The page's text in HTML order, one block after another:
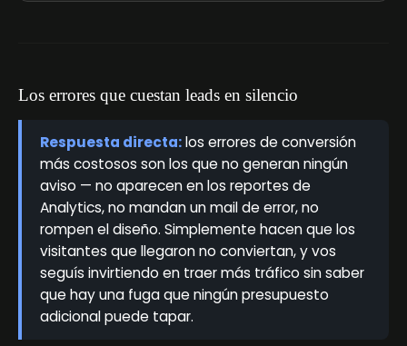
Los errores que cuestan leads en silencio
Respuesta directa:los errores de conversión
más costosos son los que no generan ningún
aviso — no aparecen en los reportes de
Analytics, no mandan un mail de error, no
rompen el diseño. Simplemente hacen que los
visitantes que llegaron no conviertan, y vos
seguís invirtiendo en traer más tráfico sin saber
que hay una fuga que ningún presupuesto
adicional puede tapar.